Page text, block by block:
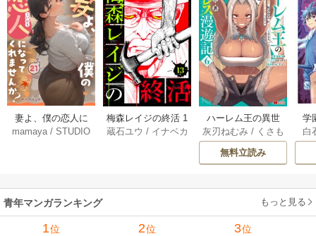
妻よ、僕の恋人に
なってくれません
mamaya /STUDIO
梅森レイジの終活 1
3巻
蔵石ユウ / イナベカ
ハーレム王の異世
界プレス漫遊記 ～
最強無双のおじさ
んはあらゆる種族
ミック） 6巻
灰刃ねむみ / くさも
ち
無料立読み
学
ア
（
白
青年マンガランキング もっと見る
1位 2位 3位